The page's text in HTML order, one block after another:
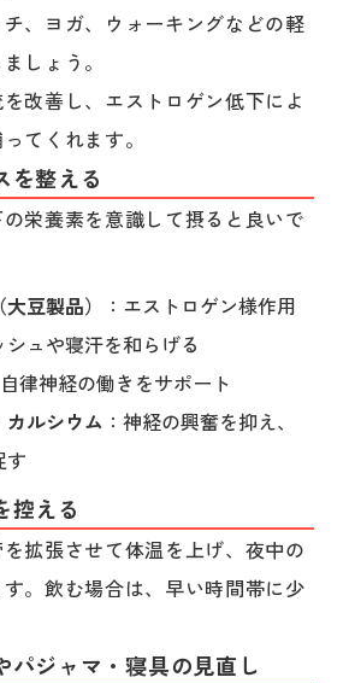
、ヨガ、ウォーキングなどの軽
しょう。
改善し、エストロゲン低下によ
てくれます。
を整える
栄養素を意識して摂ると良いで
豆製品）
：エストロゲン様作用
ュや寝汗を和らげる
自律神経の働きをサポート
カルシウム ：神経の興奮を抑え、
す
控える
拡張させて体温を上げ、夜中の
。飲む場合は、早い時間帯に少
パジャマ・寝具の見直し